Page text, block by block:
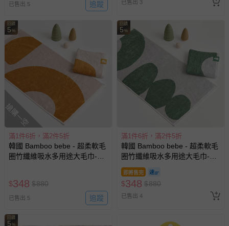
已售出 5 追蹤 已售出 3
回饋
5 %
搶購一空
滿1件6折，滿2件5折
韓國 Bamboo bebe - 超柔軟毛
圈竹纖維吸水多用途大毛巾-幾
$348 $880
已售出 5 追蹤
回饋
5 %
滿1件6折，滿2件5折
韓國 Bamboo bebe - 超柔軟毛
圈竹纖維吸水多用途大毛巾-幾
何樹-綠 (45x90cm)
即將售完
$348 $880
已售出 4
回饋
5 %